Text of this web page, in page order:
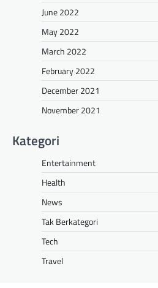
June 2022
May 2022
March 2022
February 2022
December 2021
November 2021
Kategori
Entertainment
Health
News
Tak Berkategori
Tech
Travel